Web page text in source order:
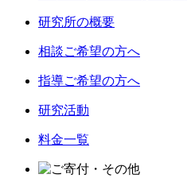
研究所の概要
相談ご希望の方へ
指導ご希望の方へ
研究活動
料金一覧